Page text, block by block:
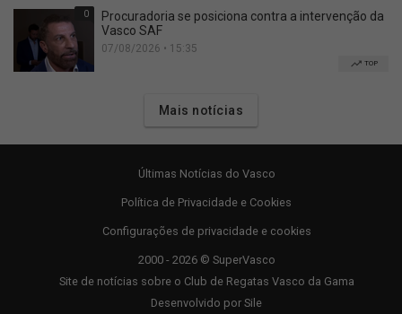
0
Procuradoria se posiciona contra a intervenção da
Vasco SAF
07/08/2026 • 15:35
TOP
Mais notícias
Últimas Notícias do Vasco
Política de Privacidade e Cookies
Configurações de privacidade e cookies
2000 - 2026 © SuperVasco
Site de notícias sobre o Club de Regatas Vasco da Gama
Desenvolvido por Sile